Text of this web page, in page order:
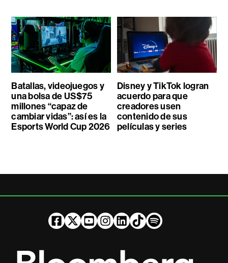
Batallas, videojuegos y
una bolsa de US$75
millones “capaz de
cambiar vidas”: así es la
Esports World Cup 2026
Disney y TikTok logran
acuerdo para que
creadores usen
contenido de sus
películas y series